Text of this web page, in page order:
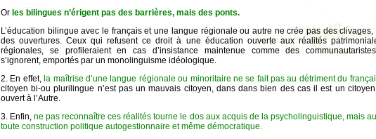
Or les bilingues n’érigent pas des barrières, mais des ponts.
L’éducation bilingue avec le français et une langue régionale ou autre ne crée pas des clivages,
des ouvertures. Ceux qui refusent ce droit à une éducation ouverte aux réalités
régionales, se profileraient en cas d’insistance maintenue comme des
s’ignorent, emportés par un monolinguisme idéologique.
2. En effet, la maîtrise d’une langue régionale ou minoritaire ne se fait pas au détriment du
citoyen bi-ou plurilingue n’est pas un mauvais citoyen, dans dans bien des cas il est un
ouvert à l’Autre.
3. Enfin,ne pas reconnaître ces réalités tourne le dos aux acquis de la psycholinguistique, mais
toute construction politique autogestionnaire et même démocratique.